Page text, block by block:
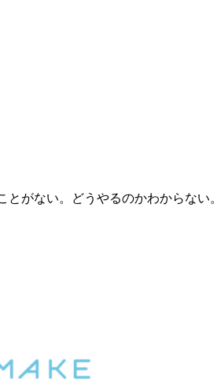
がない。どうやるのかわからない。